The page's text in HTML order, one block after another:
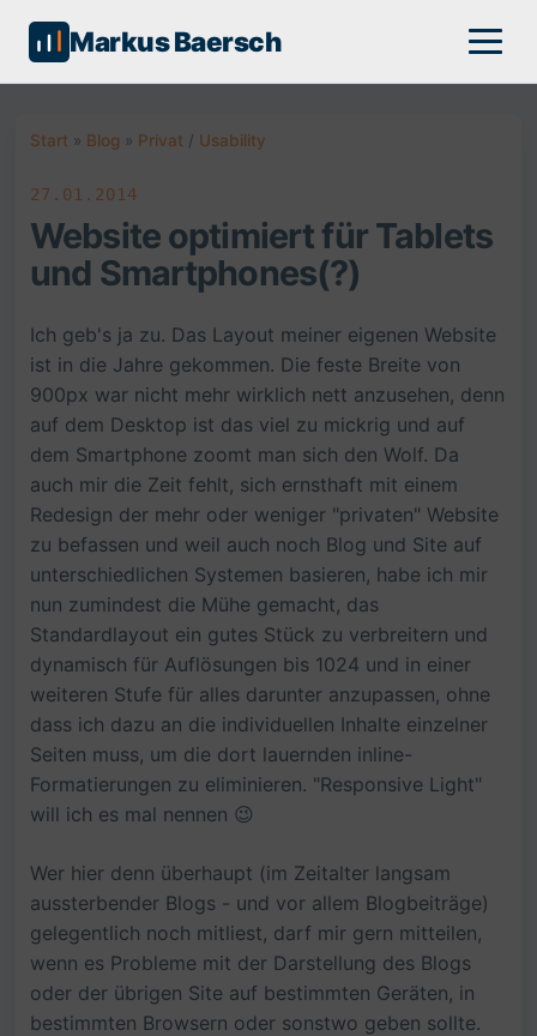
Markus Baersch
Start » Blog » Privat / Usability
27.01.2014
Website optimiert für Tablets
und Smartphones(?)
Ich geb's ja zu. Das Layout meiner eigenen Website
ist in die Jahre gekommen. Die feste Breite von
900px war nicht mehr wirklich nett anzusehen, denn
auf dem Desktop ist das viel zu mickrig und auf
dem Smartphone zoomt man sich den Wolf. Da
auch mir die Zeit fehlt, sich ernsthaft mit einem
Redesign der mehr oder weniger "privaten" Website
zu befassen und weil auch noch Blog und Site auf
unterschiedlichen Systemen basieren, habe ich mir
nun zumindest die Mühe gemacht, das
Standardlayout ein gutes Stück zu verbreitern und
dynamisch für Auflösungen bis 1024 und in einer
weiteren Stufe für alles darunter anzupassen, ohne
dass ich dazu an die individuellen Inhalte einzelner
Seiten muss, um die dort lauernden inline-
Formatierungen zu eliminieren. "Responsive Light"
will ich es mal nennen 😉
Wer hier denn überhaupt (im Zeitalter langsam
aussterbender Blogs - und vor allem Blogbeiträge)
gelegentlich noch mitliest, darf mir gern mitteilen,
wenn es Probleme mit der Darstellung des Blogs
oder der übrigen Site auf bestimmten Geräten, in
bestimmten Browsern oder sonstwo geben sollte.